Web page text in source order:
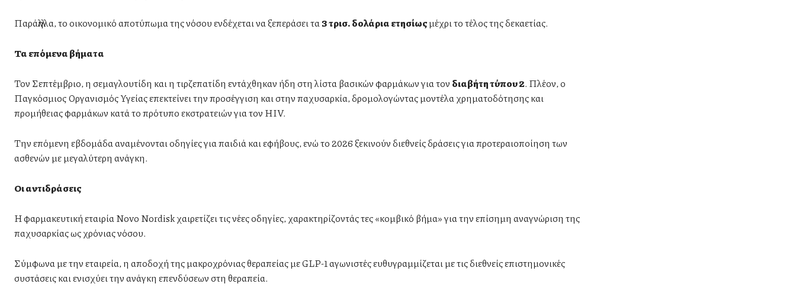
Παράλληλα, το οικονομικό αποτύπωμα της νόσου ενδέχεται να ξεπεράσει τα 3 τρισ. δολάρια ετησίωςμέχρι το τέλος της δεκαετίας.
Τα επόμενα βήματα
Τον Σεπτέμβριο, η σεμαγλουτίδη και η τιρζεπατίδη εντάχθηκαν ήδη στη λίστα βασικών φαρμάκων για τον διαβήτη τύπου 2. Πλέον, ο
Παγκόσμιος Οργανισμός Υγείας επεκτείνει την προσέγγιση και στην παχυσαρκία, δρομολογώντας μοντέλα χρηματοδότησης και
προμήθειας φαρμάκων κατά το πρότυπο εκστρατειών για τον HIV.
Την επόμενη εβδομάδα αναμένονται οδηγίες για παιδιά και εφήβους, ενώ το 2026 ξεκινούν διεθνείς δράσεις για προτεραιοποίηση των
ασθενών με μεγαλύτερη ανάγκη.
Οι αντιδράσεις
Η φαρμακευτική εταιρία Novo Nordisk χαιρετίζει τις νέες οδηγίες, χαρακτηρίζοντάς τες «κομβικό βήμα» για την επίσημη αναγνώριση της
παχυσαρκίας ως χρόνιας νόσου.
Σύμφωνα με την εταιρεία, η αποδοχή της μακροχρόνιας θεραπείας με GLP-1 αγωνιστές ευθυγραμμίζεται με τις διεθνείς επιστημονικές
συστάσεις και ενισχύει την ανάγκη επενδύσεων στη θεραπεία.